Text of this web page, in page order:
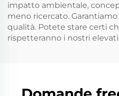
impatto ambientale,
meno ricercato.
qualità. Potete stare certi
rispetteranno i nostri